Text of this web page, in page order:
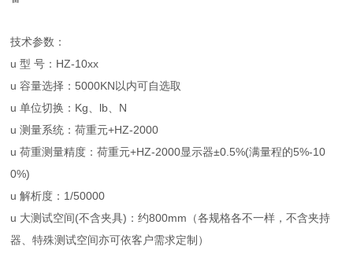
技术参数：
u 型 号：HZ-10xx
u 容量选择：5000KN以内可自选取
u 单位切换：Kg、lb、N
u 测量系统：荷重元+HZ-2000
u 荷重测量精度：荷重元+HZ-2000显示器±0.5%(满量程的5%-10
0%)
u 解析度：1/50000
u 大测试空间(不含夹具)：约800mm（各规格各不一样，不含夹持
器、特殊测试空间亦可依客户需求定制）